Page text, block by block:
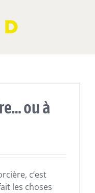
ou à
c’est
les choses